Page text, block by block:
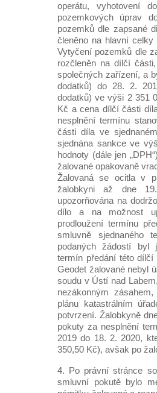
operátu, vyhotovení
pozemkových úprav
pozemků dle zapsané
členěno na hlavní
Vytyčení pozemků dle
rozčleněn na dílčí
společných zařízení, a
dodatků) do 28. 2.
dodatků) ve výši 2 351
Kč a cena dílčí části
nesplnění termínu
části díla ve
sjednána sankce ve
hodnoty (dále jen
žalované opakovaně
Žalovaná se ocitla v
žalobkyni až dne
upozorňována na
dílo a na možnost
prodloužení termínu
smluvně sjednaného
podaných žádostí byl
termín předání této
Geodet žalované nebyl
soudu v Ústí nad
nezákonným
plánu katastrálním
potvrzení. Žalobkyně
pokuty za nesplnění
2019 do 18. 2. 2020,
350,50 Kč), avšak po
4. Po právní stránce
smluvní pokutě bylo